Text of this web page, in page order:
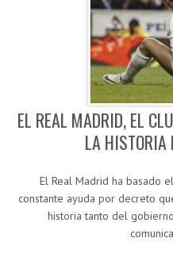
EL REAL MADRID, EL
LA HISTORIA
El Real Madrid ha basado
constante ayuda por decreto
historia tanto del